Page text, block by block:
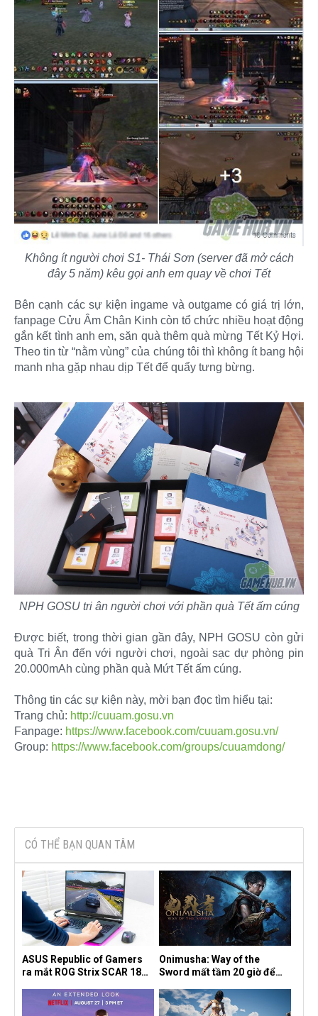
Không ít người chơi S1- Thái Sơn (server đã mở cách
đây 5 năm) kêu gọi anh em quay về chơi Tết
Bên cạnh các sự kiện ingame và outgame có giá trị lớn,
fanpage Cửu Âm Chân Kinh còn tổ chức nhiều hoạt động
gắn kết tình anh em, săn quà thêm quà mừng Tết Kỷ Hợi.
Theo tin từ “nằm vùng” của chúng tôi thì không ít bang hội
manh nha gặp nhau dịp Tết để quẩy tưng bừng.
NPH GOSU tri ân người chơi với phần quà Tết ấm cúng
Được biết, trong thời gian gần đây, NPH GOSU còn gửi
quà Tri Ân đến với người chơi, ngoài sạc dự phòng pin
20.000mAh cùng phần quà Mứt Tết ấm cúng.
Thông tin các sự kiện này, mời bạn đọc tìm hiểu tại:
Trang chủ: http://cuuam.gosu.vn
Fanpage: https://www.facebook.com/cuuam.gosu.vn/
Group: https://www.facebook.com/groups/cuuamdong/
CÓ THỂ BẠN QUAN TÂM
ASUS Republic of Gamers
ra mắt ROG Strix SCAR 18
Onimusha: Way of the
Sword mất tầm 20 giờ để
dành cho newbie và lão làng